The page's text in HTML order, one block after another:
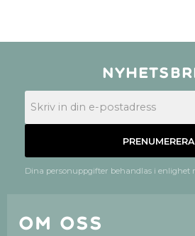
PRENUMERERA
Dina personuppgifter behandlas i enlighet
Om oss